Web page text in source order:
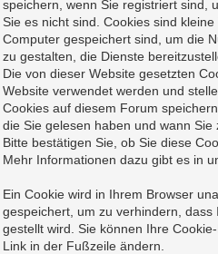
speichern, wenn Sie registriert sind,
Sie es nicht sind. Cookies sind
Computer gespeichert sind, um die
zu gestalten, die Dienste
Die von dieser Website gesetzten
Website verwendet werden und
Cookies auf diesem Forum
die Sie gelesen haben und wann Sie
Bitte bestätigen Sie, ob Sie diese
Mehr Informationen dazu gibt es in
Ein Cookie wird in Ihrem Browser
gespeichert, um zu verhindern,
gestellt wird. Sie können Ihre
Link in der Fußzeile ändern.